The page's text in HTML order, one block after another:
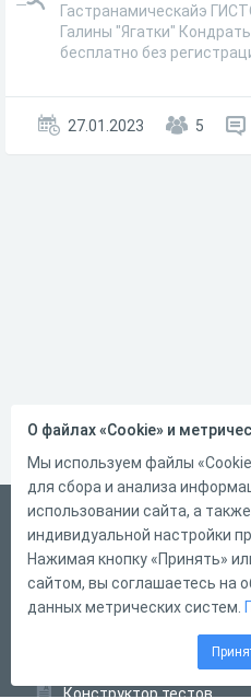
Гастранамическайэ
Галины "Ягатки"
бесплатно без
27.01.2023 5
Русский
Справка
Форма обратной связи
Конструктор тестов
О файлах «Cookie» и
Мы используем файлы
для сбора и анализа
использовании сайта, а
индивидуальной настройки
Нажимая кнопку «Принять»
сайтом, вы соглашаетесь на
данных метрических систем.